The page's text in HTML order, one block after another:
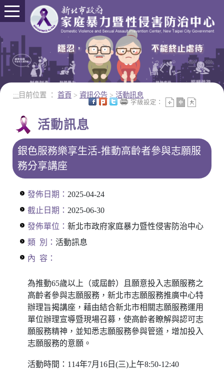
進入內容區塊
:::目前位置 ： 首頁 > 資訊公告 > 活動訊息
活動訊息
字級設定：
銀色服務樂享生活-推動高齡者參與志願服
務分享講座
發佈日期： 2025-04-24
截止日期： 2025-06-30
發佈單位： 新北市政府家庭暴力暨性侵害防治中心
類 別： 活動訊息
內 容：
為推動65歲以上（或屆齡）且願意投入志願服務之
高齡者參與志願服務，新北市志願服務推廣中心特
辦理旨揭講座，藉由結合新北市相關志願服務運用
單位辦理宣導暨現場召募，使高齡者瞭解與認可志
願服務精神，並知悉志願服務參與管道，增加投入
志願服務的意願。
活動時間：114年7月16日(三)上午8:50-12:40